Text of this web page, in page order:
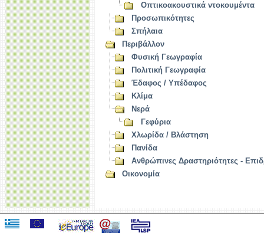
Οπτικοακουστικά ντοκουμέντα
Προσωπικότητες
Σπήλαια
Περιβάλλον
Φυσική Γεωγραφία
Πολιτική Γεωγραφία
Έδαφος / Υπέδαφος
Κλίμα
Νερά
Γεφύρια
Χλωρίδα / Βλάστηση
Πανίδα
Ανθρώπινες Δραστηριότητες -
Οικονομία